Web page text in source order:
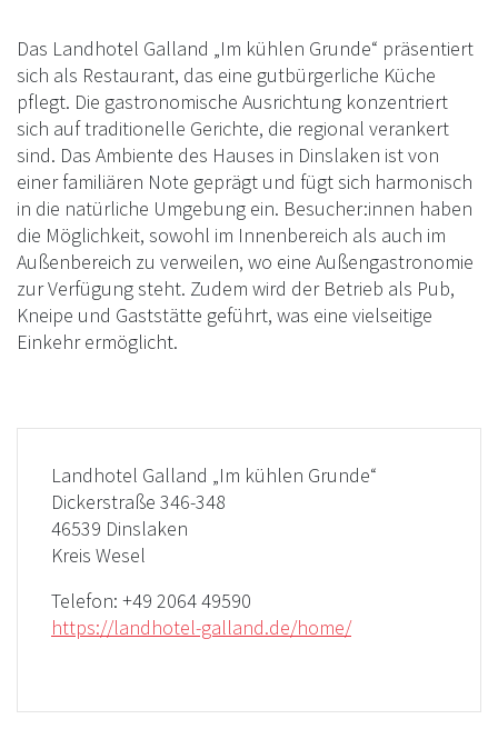
Das Landhotel Galland „Im kühlen Grunde“ präsentiert
sich als Restaurant, das eine gutbürgerliche Küche
pflegt. Die gastronomische Ausrichtung konzentriert
sich auf traditionelle Gerichte, die regional verankert
sind. Das Ambiente des Hauses in Dinslaken ist von
einer familiären Note geprägt und fügt sich harmonisch
in die natürliche Umgebung ein. Besucher:innen haben
die Möglichkeit, sowohl im Innenbereich als auch im
Außenbereich zu verweilen, wo eine Außengastronomie
zur Verfügung steht. Zudem wird der Betrieb als Pub,
Kneipe und Gaststätte geführt, was eine vielseitige
Einkehr ermöglicht.
Landhotel Galland „Im kühlen Grunde“
Dickerstraße 346-348
46539 Dinslaken
Kreis Wesel
Telefon: +49 2064 49590
https://landhotel-galland.de/home/